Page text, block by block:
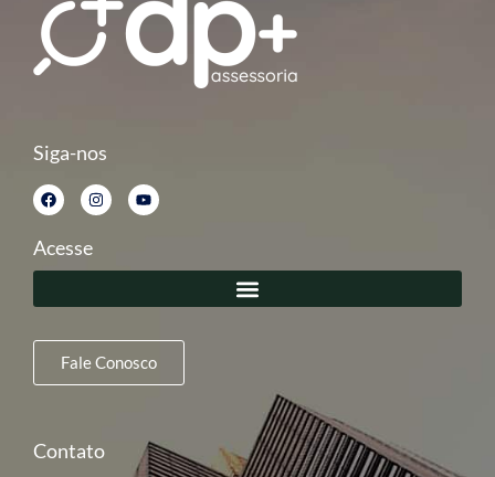
Siga-nos
Acesse
Fale Conosco
Contato